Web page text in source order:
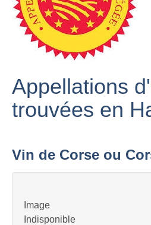
Appellations
trouvées en
Vin de Corse ou
Image
Indisponible